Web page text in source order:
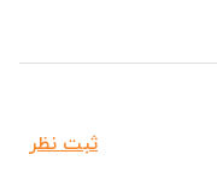
ثبت نظر